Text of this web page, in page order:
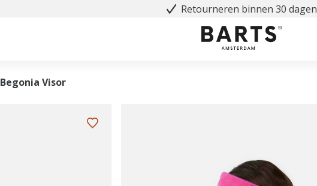
Retourneren binnen 30 dagen
Begonia Visor